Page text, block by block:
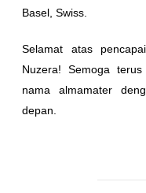
Basel, Swiss.
Selamat atas
Nuzera! Semoga
nama almamater
depan.